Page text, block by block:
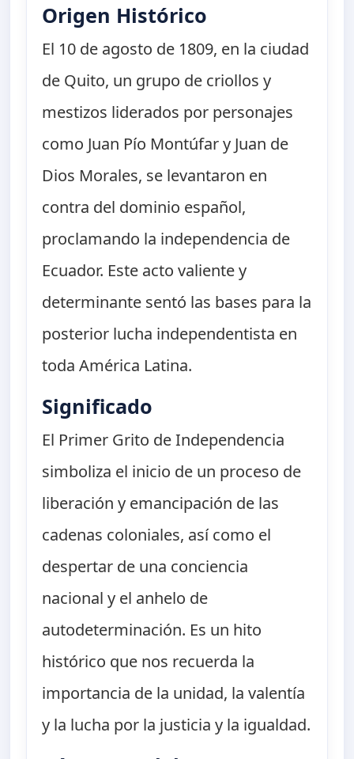
Origen Histórico
El 10 de agosto de 1809, en la ciudad
de Quito, un grupo de criollos y
mestizos liderados por personajes
como Juan Pío Montúfar y Juan de
Dios Morales, se levantaron en
contra del dominio español,
proclamando la independencia de
Ecuador. Este acto valiente y
determinante sentó las bases para la
posterior lucha independentista en
toda América Latina.
Significado
El Primer Grito de Independencia
simboliza el inicio de un proceso de
liberación y emancipación de las
cadenas coloniales, así como el
despertar de una conciencia
nacional y el anhelo de
autodeterminación. Es un hito
histórico que nos recuerda la
importancia de la unidad, la valentía
y la lucha por la justicia y la igualdad.